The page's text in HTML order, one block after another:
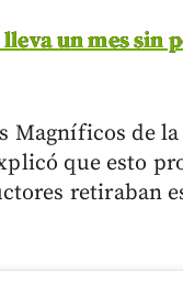
un mes sin
de
que esto
retiraban